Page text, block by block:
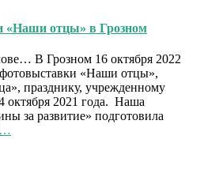
«Наши отцы» в Грозном
В Грозном 16 октября 2022
фотовыставки «Наши отцы»,
празднику, учрежденному
октября 2021 года. Наша
за развитие» подготовила